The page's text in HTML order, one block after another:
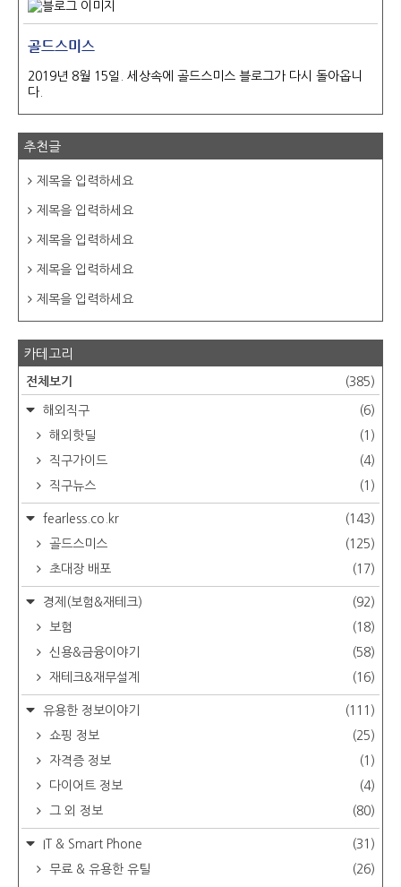
골드스미스
2019년 8월 15일. 세상속에 골드스미스 블로그가 다시 돌아옵니
다.
추천글
제목을 입력하세요
제목을 입력하세요
제목을 입력하세요
제목을 입력하세요
제목을 입력하세요
카테고리
전체보기 (385)
해외직구
(6)
해외핫딜
(1)
직구가이드
(4)
직구뉴스
(1)
fearless.co.kr
(143)
골드스미스
(125)
초대장 배포
(17)
경제(보험&재테크)
(92)
보험
(18)
신용&금융이야기
(58)
재테크&재무설계
(16)
유용한 정보이야기
(111)
쇼핑 정보
(25)
자격증 정보
(1)
다이어트 정보
(4)
그 외 정보
(80)
IT & Smart Phone
(31)
무료 & 유용한 유틸
(26)